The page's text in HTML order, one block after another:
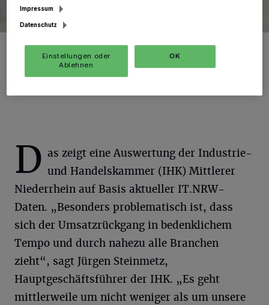
Jürgen Steinmetz, Hauptgeschäftsführer der IHK: „Es geht
mittlerweile um nicht weniger als um unsere Zukunft als
Industriestandort.“
Foto: IHK
D as zeigt eine Auswertung der Industrie-
und Handelskammer (IHK) Mittlerer
Niederrhein auf Basis aktueller IT.NRW-
Daten. „Besonders problematisch ist, dass
sich der Umsatzrückgang in bedenklichem
Tempo und durch nahezu alle Branchen
zieht“, sagt Jürgen Steinmetz,
Hauptgeschäftsführer der IHK. „Es geht
mittlerweile um nicht weniger als um unsere
Impressum
Datenschutz
Einstellungen oder
Ablehnen
OK